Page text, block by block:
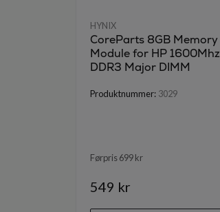
HYNIX
CoreParts 8GB Memory
Module for HP 1600Mhz
DDR3 Major DIMM
Produktnummer: 3029
Førpris 699 kr
549 kr